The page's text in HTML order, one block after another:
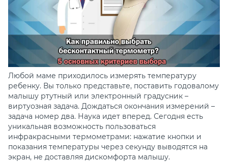
Любой маме приходилось измерять температуру
ребенку. Вы только представьте, поставить годовалому
малышу ртутный или электронный градусник –
виртуозная задача. Дождаться окончания измерений –
задача номер два. Наука идет вперед. Сегодня есть
уникальная возможность пользоваться
инфракрасными термометрами: нажатие кнопки и
показания температуры через секунду выводятся на
экран, не доставляя дискомфорта малышу.